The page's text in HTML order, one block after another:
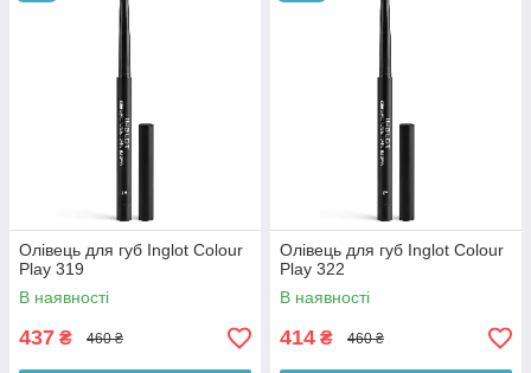
Олівець для губ Inglot Colour
Play 319
В наявності
437 ₴ 460 ₴
Олівець для губ Inglot Colour
Play 322
В наявності
414 ₴ 460 ₴